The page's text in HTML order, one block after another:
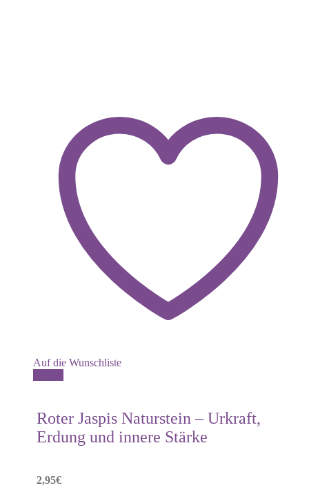
Auf die Wunschliste
Roter Jaspis Naturstein – Urkraft,
Erdung und innere Stärke
2,95€